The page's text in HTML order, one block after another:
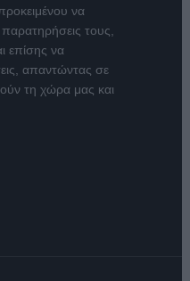
να
τους,
επίσης να
απαντώντας σε
τη χώρα μας και